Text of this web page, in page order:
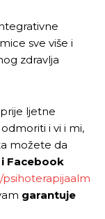
sve više i
zdravlja
ljetne
i vi i mi,
možete da
Facebook
garantuje